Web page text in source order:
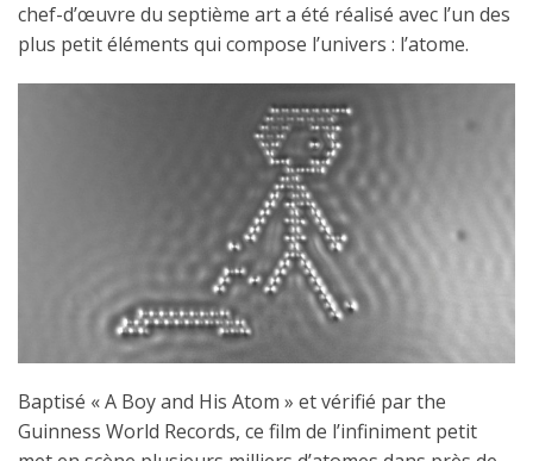
chef-d’œuvre du septième art a été réalisé avec l’un des
plus petit éléments qui compose l’univers : l’atome.
Baptisé « A Boy and His Atom » et vérifié par the
Guinness World Records, ce film de l’infiniment petit